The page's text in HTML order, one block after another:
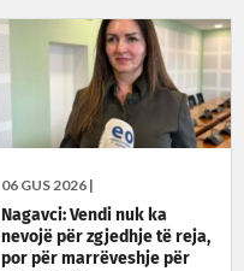
06 GUS 2026 |
Nagavci: Vendi nuk ka
nevojë për zgjedhje të reja,
por për marrëveshje për